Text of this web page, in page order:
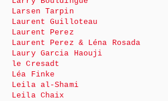
Larsen Tarpin
Laurent Guilloteau
Laurent Perez
Laurent Perez & Léna Rosada
Laury Garcia Haouji
le Cresadt
Léa Finke
Leila al-Shami
Leila Chaix